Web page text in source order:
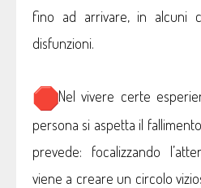
fino ad arrivare, in alcuni
disfunzioni.
Nel vivere certe
persona si aspetta il
prevede: focalizzando
viene a creare un circolo